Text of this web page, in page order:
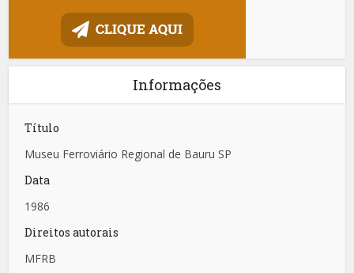
Informações
Título
Museu Ferroviário Regional de Bauru SP
Data
1986
Direitos autorais
MFRB